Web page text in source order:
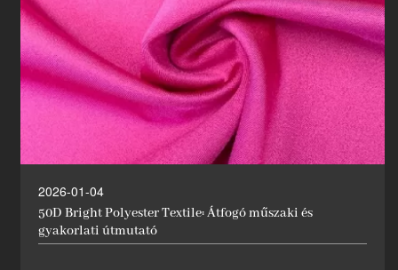
2026-01-04
50D Bright Polyester Textile: Átfogó műszaki és
gyakorlati útmutató